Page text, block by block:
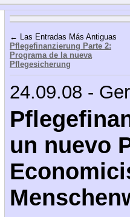
← Las Entradas Más Antiguas
Pflegefinanzierung Parte 2:
Programa de la nueva
Pflegesicherung
24.09.08 -
un nuevo